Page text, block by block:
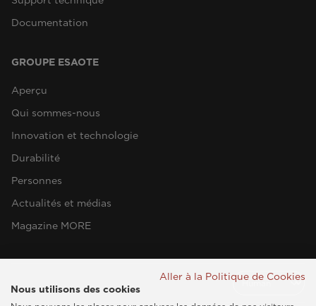
Documentation
GROUPE ESAOTE
Aperçu
Qui sommes-nous
Innovation et technologie
Durabilité
Personnes
Actualités et médias
Magazine MORE
Aller à la Politique de Cookies
Nous utilisons des cookies